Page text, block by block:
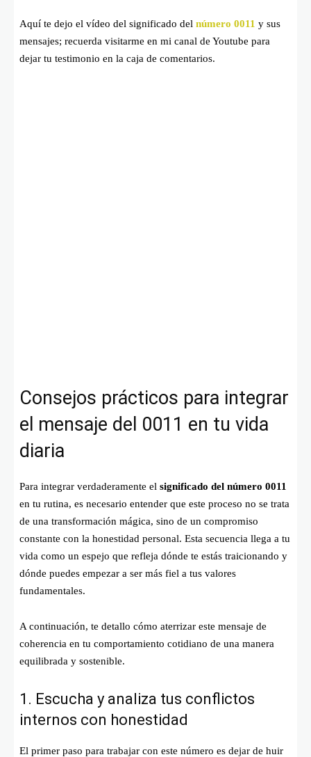
Aquí te dejo el vídeo del significado del número 0011 y sus
mensajes; recuerda visitarme en mi canal de Youtube para
dejar tu testimonio en la caja de comentarios.
Consejos prácticos para integrar
el mensaje del 0011 en tu vida
diaria
Para integrar verdaderamente el significado del número 0011
en tu rutina, es necesario entender que este proceso no se trata
de una transformación mágica, sino de un compromiso
constante con la honestidad personal. Esta secuencia llega a tu
vida como un espejo que refleja dónde te estás traicionando y
dónde puedes empezar a ser más fiel a tus valores
fundamentales.
A continuación, te detallo cómo aterrizar este mensaje de
coherencia en tu comportamiento cotidiano de una manera
equilibrada y sostenible.
1. Escucha y analiza tus conflictos
internos con honestidad
El primer paso para trabajar con este número es dejar de huir